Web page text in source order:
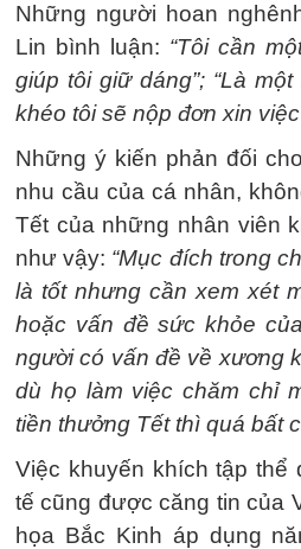
Những người hoan
Lin bình luận: “Tôi cần
giúp tôi giữ dáng”; “Là
khéo tôi sẽ nộp đơn xin
Những ý kiến phản đối
nhu cầu của cá nhân,
Tết của những nhân viên
như vậy: “Mục đích trong
là tốt nhưng cần xem xét
hoặc vấn đề sức khỏe
người có vấn đề về xương
dù họ làm việc chăm chỉ
tiền thưởng Tết thì quá bất
Việc khuyến khích tập thể
tế cũng được căng tin của
họa Bắc Kinh áp dụng